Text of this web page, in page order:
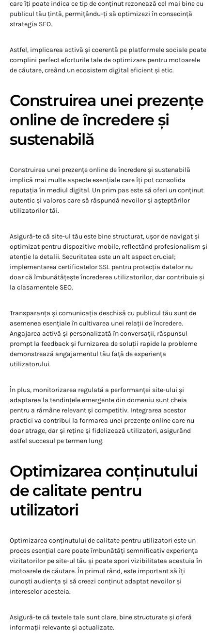
care îți poate indica ce tip de conținut rezonează cel mai bine cu
publicul tău țintă, permițându-ți să optimizezi în consecință
strategia SEO.
Astfel, implicarea activă și coerentă pe platformele sociale poate
complini perfect eforturile tale de optimizare pentru motoarele
de căutare, creând un ecosistem digital eficient și etic.
Construirea unei prezențe
online de încredere și
sustenabilă
Construirea unei prezențe online de încredere și sustenabilă
implică mai multe aspecte esențiale care îți pot consolida
reputația în mediul digital. Un prim pas este să oferi un conținut
autentic și valoros care să răspundă nevoilor și așteptărilor
utilizatorilor tăi.
Asigură-te că site-ul tău este bine structurat, ușor de navigat și
optimizat pentru dispozitive mobile, reflectând profesionalism și
atenție la detalii. Securitatea este un alt aspect crucial;
implementarea certificatelor SSL pentru protecția datelor nu
doar că îmbunătățește încrederea utilizatorilor, dar contribuie și
la clasamentele SEO.
Transparanța și comunicația deschisă cu publicul tău sunt de
asemenea esențiale în cultivarea unei relații de încredere.
Angajarea activă și personalizată în conversații, răspunsul
prompt la feedback și furnizarea de soluții rapide la probleme
demonstrează angajamentul tău față de experiența
utilizatorului.
În plus, monitorizarea regulată a performanței site-ului și
adaptarea la tendințele emergente din domeniu sunt cheia
pentru a rămâne relevant și competitiv. Integrarea acestor
practici va contribui la formarea unei prezențe online care nu
doar atrage, dar și reține și fidelizează utilizatori, asigurând
astfel succesul pe termen lung.
Optimizarea conținutului
de calitate pentru
utilizatori
Optimizarea conținutului de calitate pentru utilizatori este un
proces esențial care poate îmbunătăți semnificativ experiența
vizitatorilor pe site-ul tău și poate spori vizibilitatea acestuia în
motoarele de căutare. În primul rând, este important să îți
cunoști audiența și să creezi conținut adaptat nevoilor și
intereselor acesteia.
Asigură-te că textele tale sunt clare, bine structurate și oferă
informații relevante și actualizate.